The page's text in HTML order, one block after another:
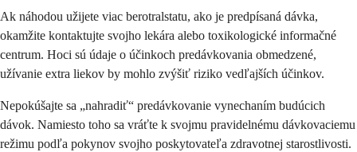
Ak náhodou užijete viac berotralstatu, ako je predpísaná dávka,
okamžite kontaktujte svojho lekára alebo toxikologické informačné
centrum. Hoci sú údaje o účinkoch predávkovania obmedzené,
užívanie extra liekov by mohlo zvýšiť riziko vedľajších účinkov.
Nepokúšajte sa „nahradiť“ predávkovanie vynechaním budúcich
dávok. Namiesto toho sa vráťte k svojmu pravidelnému dávkovaciemu
režimu podľa pokynov svojho poskytovateľa zdravotnej starostlivosti.